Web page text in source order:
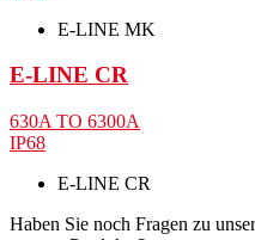
E-LINE MK
E-LINE CR
630A TO 6300A
IP68
E-LINE CR
Haben Sie noch Fragen zu